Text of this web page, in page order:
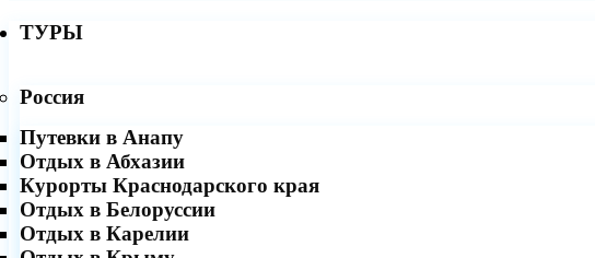
ТУРЫ
Россия
Путевки в Анапу
Отдых в Абхазии
Курорты Краснодарского края
Отдых в Белоруссии
Отдых в Карелии